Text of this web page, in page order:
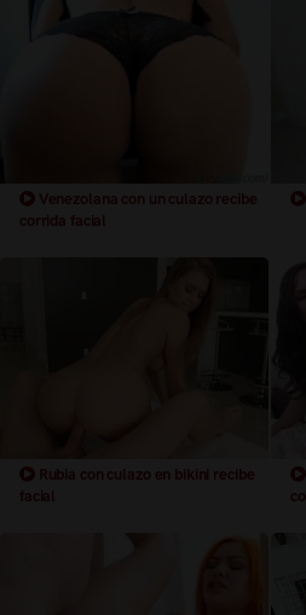
Venezolana con un culazo recibe
corrida facial
Rubia con culazo en bikini recibe
facial